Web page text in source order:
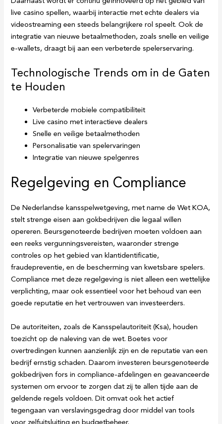
live casino spellen, waarbij interactie met echte dealers via
videostreaming een steeds belangrijkere rol speelt. Ook de
integratie van nieuwe betaalmethoden, zoals snelle en veilige
e-wallets, draagt bij aan een verbeterde spelerservaring.
Technologische Trends om in de Gaten
te Houden
Verbeterde mobiele compatibiliteit
Live casino met interactieve dealers
Snelle en veilige betaalmethoden
Personalisatie van spelervaringen
Integratie van nieuwe spelgenres
Regelgeving en Compliance
De Nederlandse kansspelwetgeving, met name de Wet KOA,
stelt strenge eisen aan gokbedrijven die legaal willen
opereren. Beursgenoteerde bedrijven moeten voldoen aan
een reeks vergunningsvereisten, waaronder strenge
controles op het gebied van klantidentificatie,
fraudepreventie, en de bescherming van kwetsbare spelers.
Compliance met deze regelgeving is niet alleen een wettelijke
verplichting, maar ook essentieel voor het behoud van een
goede reputatie en het vertrouwen van investeerders.
De autoriteiten, zoals de Kansspelautoriteit (Ksa), houden
toezicht op de naleving van de wet. Boetes voor
overtredingen kunnen aanzienlijk zijn en de reputatie van een
bedrijf ernstig schaden. Daarom investeren beursgenoteerde
gokbedrijven fors in compliance-afdelingen en geavanceerde
systemen om ervoor te zorgen dat zij te allen tijde aan de
geldende regels voldoen. Dit omvat ook het actief
tegengaan van verslavingsgedrag door middel van tools
voor zelfuitsluiting en budgetbeheer.